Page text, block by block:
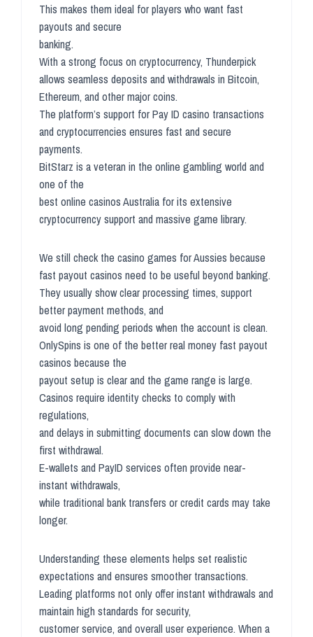
This makes them ideal for players who want fast
payouts and secure
banking.
With a strong focus on cryptocurrency, Thunderpick
allows seamless deposits and withdrawals in Bitcoin,
Ethereum, and other major coins.
The platform’s support for Pay ID casino transactions
and cryptocurrencies ensures fast and secure
payments.
BitStarz is a veteran in the online gambling world and
one of the
best online casinos Australia for its extensive
cryptocurrency support and massive game library.
We still check the casino games for Aussies because
fast payout casinos need to be useful beyond banking.
They usually show clear processing times, support
better payment methods, and
avoid long pending periods when the account is clean.
OnlySpins is one of the better real money fast payout
casinos because the
payout setup is clear and the game range is large.
Casinos require identity checks to comply with
regulations,
and delays in submitting documents can slow down the
first withdrawal.
E-wallets and PayID services often provide near-
instant withdrawals,
while traditional bank transfers or credit cards may take
longer.
Understanding these elements helps set realistic
expectations and ensures smoother transactions.
Leading platforms not only offer instant withdrawals and
maintain high standards for security,
customer service, and overall user experience. When a